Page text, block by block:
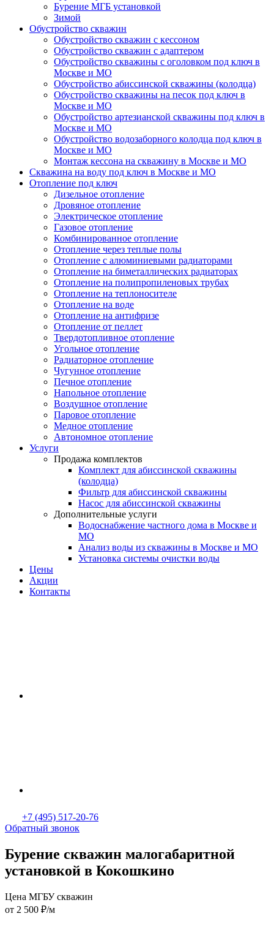
Бурение МГБ установкой
Зимой
Обустройство скважин
Обустройство скважин с кессоном
Обустройство скважин с адаптером
Обустройство скважины с оголовком под ключ в
Москве и МО
Обустройство абиссинской скважины (колодца)
Обустройство скважины на песок под ключ в
Москве и МО
Обустройство артезианской скважины под ключ в
Москве и МО
Обустройство водозаборного колодца под ключ в
Москве и МО
Монтаж кессона на скважину в Москве и МО
Скважина на воду под ключ в Москве и МО
Отопление под ключ
Дизельное отопление
Дровяное отопление
Электрическое отопление
Газовое отопление
Комбинированное отопление
Отопление через теплые полы
Отопление с алюминиевыми радиаторами
Отопление на биметаллических радиаторах
Отопление на полипропиленовых трубах
Отопление на теплоносителе
Отопление на воде
Отопление на антифризе
Отопление от пеллет
Твердотопливное отопление
Угольное отопление
Радиаторное отопление
Чугунное отопление
Печное отопление
Напольное отопление
Воздушное отопление
Паровое отопление
Медное отопление
Автономное отопление
Услуги
Продажа комплектов
Комплект для абиссинской скважины
(колодца)
Фильтр для абиссинской скважины
Насос для абиссинской скважины
Дополнительные услуги
Водоснабжение частного дома в Москве и
МО
Анализ воды из скважины в Москве и МО
Установка системы очистки воды
Цены
Акции
Контакты
+7 (495) 517-20-76
Обратный звонок
Бурение скважин малогабаритной
установкой в Кокошкино
Цена МГБУ скважин
от 2 500 ₽/м